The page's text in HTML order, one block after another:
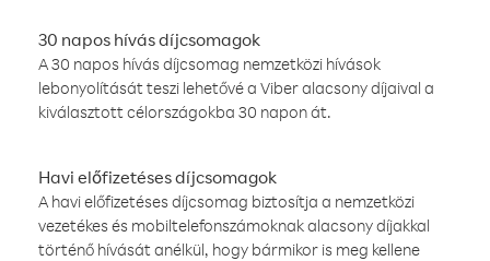
30 napos hívás díjcsomagok
A 30 napos hívás díjcsomag nemzetközi hívások
lebonyolítását teszi lehetővé a Viber alacsony díjaival a
kiválasztott célországokba 30 napon át.
Havi előfizetéses díjcsomagok
A havi előfizetéses díjcsomag biztosítja a nemzetközi
vezetékes és mobiltelefonszámoknak alacsony díjakkal
történő hívását anélkül, hogy bármikor is meg kellene